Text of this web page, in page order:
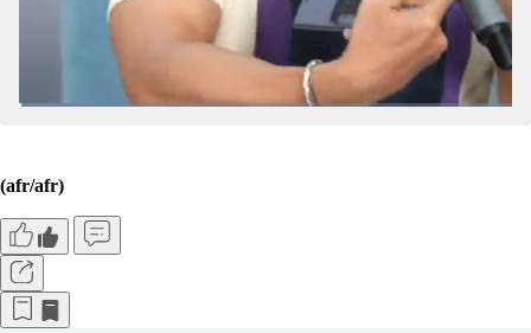
(afr/afr)